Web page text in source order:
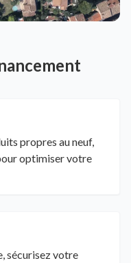
propres au neuf,
optimiser votre
sécurisez votre